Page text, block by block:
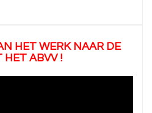
HET WERK NAAR DE
HET ABVV !